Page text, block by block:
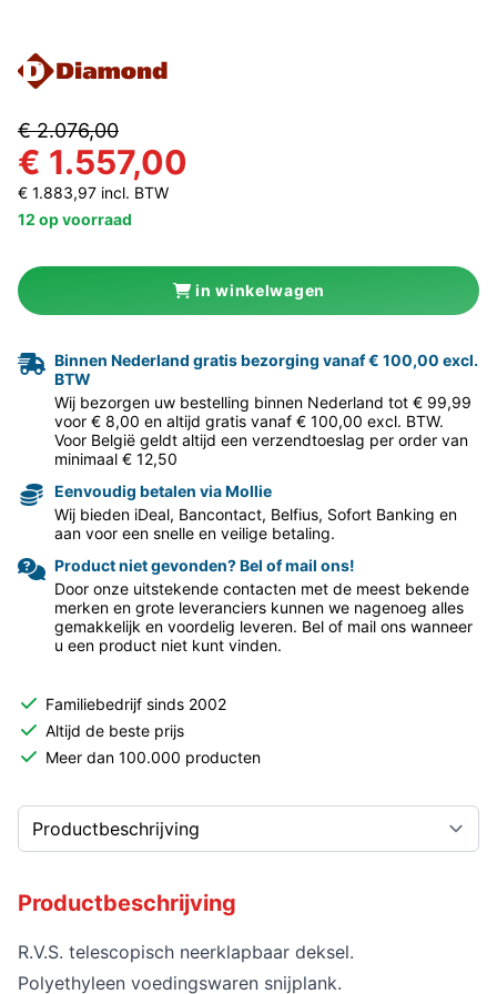
€ 2.076,00
€ 1.557,00
€ 1.883,97 incl. BTW
12 op voorraad
in winkelwagen
Binnen Nederland gratis bezorging vanaf € 100,00 excl.
BTW
Wij bezorgen uw bestelling binnen Nederland tot € 99,99
voor € 8,00 en altijd gratis vanaf € 100,00 excl. BTW.
Voor België geldt altijd een verzendtoeslag per order van
minimaal € 12,50
Eenvoudig betalen via Mollie
Wij bieden iDeal, Bancontact, Belfius, Sofort Banking en
aan voor een snelle en veilige betaling.
Product niet gevonden? Bel of mail ons!
Door onze uitstekende contacten met de meest bekende
merken en grote leveranciers kunnen we nagenoeg alles
gemakkelijk en voordelig leveren. Bel of mail ons wanneer
u een product niet kunt vinden.
Familiebedrijf sinds 2002
Altijd de beste prijs
Meer dan 100.000 producten
Productbeschrijving
R.V.S. telescopisch neerklapbaar deksel.
Polyethyleen voedingswaren snijplank.